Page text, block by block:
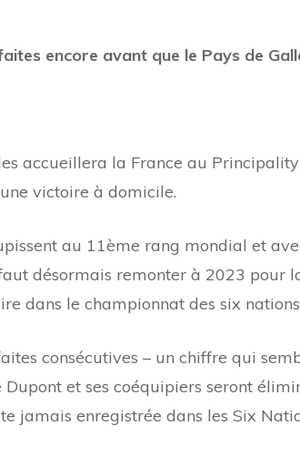
encore avant que le Pays de
accueillera la France au
victoire à domicile.
au 11ème rang mondial et
désormais remonter à 2023 pour
dans le championnat des six
consécutives – un chiffre qui
Dupont et ses coéquipiers seront
jamais enregistrée dans les Six